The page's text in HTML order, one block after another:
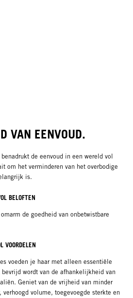
VAN EENVOUD.
de eenvoud in een wereld vol
om het verminderen van het overbodige
is.
BELOFTEN​
de goedheid van onbetwistbare
VOORDELEN
voeden je haar met alleen essentiële
wordt van de afhankelijkheid van
Geniet van de vrijheid van minder
verhoogd volume, toegevoegde sterkte en